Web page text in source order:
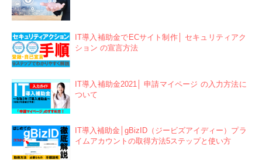
IT導入補助金でECサイト制作│ セキュリティアク
ション の宣言方法
IT導入補助金2021│ 申請マイページ の入力方法に
ついて
IT導入補助金│gBizID（ジービズアイディー）プラ
イムアカウントの取得方法5ステップと使い方